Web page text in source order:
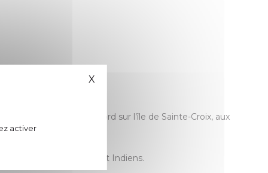
en Amérique du Nord sur l’île de Sainte-Croix, aux
les liens entre colons et Indiens.
activer
X